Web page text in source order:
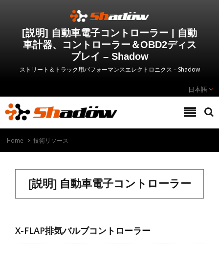
[説明] 自動車電子コントローラー | 自動
車計器、コントローラー＆OBD2ディス
プレイ – Shadow
ストリート＆トラック用パフォーマンスエレクトロニクス – Shadow
日本語
Home 技術リソース
[説明] 自動車電子コントローラー
X-FLAP排気バルブコントローラー